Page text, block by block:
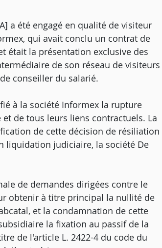
a été engagé en qualité de visiteur
qui avait conclu un contrat de
était la présentation exclusive des
de son réseau de visiteurs
conseiller du salarié.
à la société Informex la rupture
de tous leurs liens contractuels. La
de cette décision de résiliation
liquidation judiciaire, la société De
de demandes dirigées contre le
obtenir à titre principal la nullité de
et la condamnation de cette
la fixation au passif de la
de l'article L. 2422-4 du code du